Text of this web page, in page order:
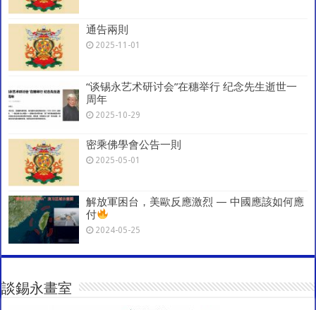
通告兩則
2025-11-01
“谈锡永艺术研讨会”在穗举行 纪念先生逝世一
周年
2025-10-29
密乘佛學會公告一則
2025-05-01
解放軍困台，美歐反應激烈 — 中國應該如何應
付
2024-05-25
談錫永畫室